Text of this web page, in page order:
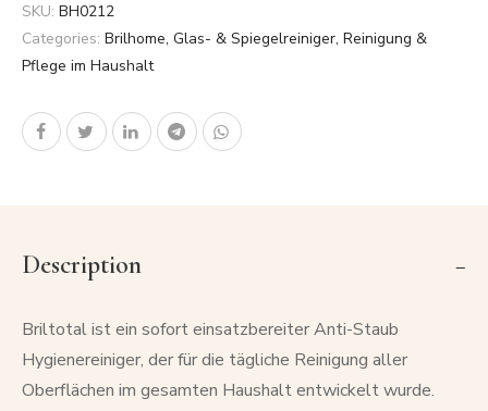
SKU: BH0212
Categories: Brilhome, Glas- & Spiegelreiniger, Reinigung &
Pflege im Haushalt
Description
Briltotal ist ein sofort einsatzbereiter Anti-Staub
Hygienereiniger, der für die tägliche Reinigung aller
Oberflächen im gesamten Haushalt entwickelt wurde.